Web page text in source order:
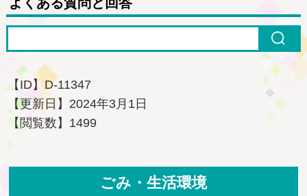
【ID】 D-11347
【更新日】 2024年3月1日
【閲覧数】 1499
ごみ・生活環境